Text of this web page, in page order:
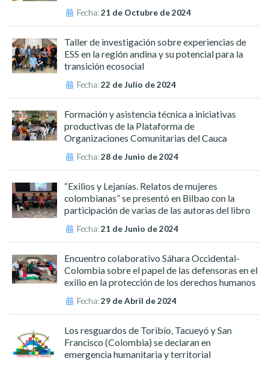
Fecha:21 de Octubre de 2024
Taller de investigación sobre experiencias de
ESS en la región andina y su potencial para la
transición ecosocial
Fecha:22 de Julio de 2024
Formación y asistencia técnica a iniciativas
productivas de la Plataforma de
Organizaciones Comunitarias del Cauca
Fecha:28 de Junio de 2024
“Exilios y Lejanías. Relatos de mujeres
colombianas” se presentó en Bilbao con la
participación de varias de las autoras del libro
Fecha:21 de Junio de 2024
Encuentro colaborativo Sáhara Occidental-
Colombia sobre el papel de las defensoras en el
exilio en la protección de los derechos humanos
Fecha:29 de Abril de 2024
Los resguardos de Toribío, Tacueyó y San
Francisco (Colombia) se declaran en
emergencia humanitaria y territorial